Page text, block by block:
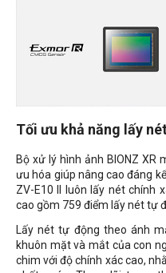
Tối ưu khả năng lấy
Bộ xử lý hình ảnh BIONZ
ưu hóa giúp nâng cao đáng
ZV-E10 II luôn lấy nét chính
cao gồm 759 điểm lấy nét tự
Lấy nét tự động theo ánh
khuôn mặt và mắt của con
chim với độ chính xác cao,